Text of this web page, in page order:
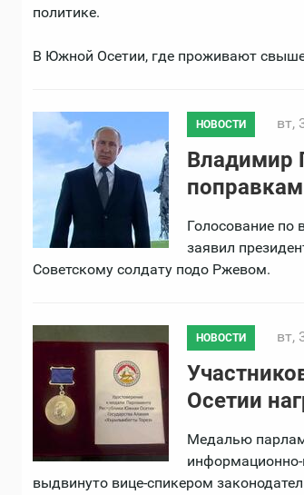
политике.
В Южной Осетии, где проживают свыше
НОВОСТИ вт,
Владимир
Голосование по
заявил
Советскому солдату подо Ржевом.
НОВОСТИ вт,
Осетии
Медалью
выдвинуто вице-спикером